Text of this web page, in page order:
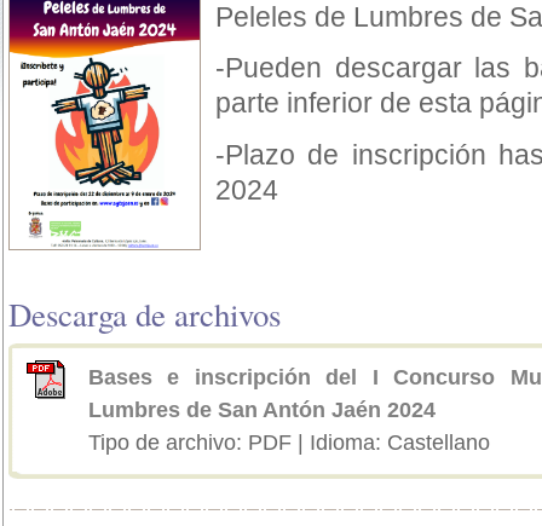
Peleles de Lumbres de
-Pueden descargar las
parte inferior de esta
-Plazo de inscripción
2024
Descarga de archivos
Bases e inscripción del I Concurso
Lumbres de San Antón Jaén 2024
Tipo de archivo: PDF | Idioma: Castellano